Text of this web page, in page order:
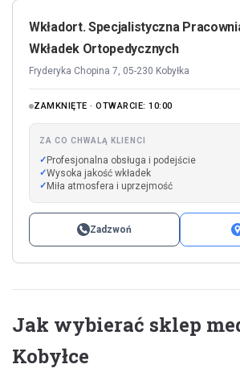
Wkładort. Specjalistyczna
Wkładek Ortopedycznych
Fryderyka Chopina 7, 05-230 Kobyłka
ZAMKNIĘTE · OTWARCIE: 10:00
ZA CO CHWALĄ KLIENCI
Profesjonalna obsługa i podejście
Wysoka jakość wkładek
Miła atmosfera i uprzejmość
Zadzwoń
Jak wybierać sklep
Kobyłce